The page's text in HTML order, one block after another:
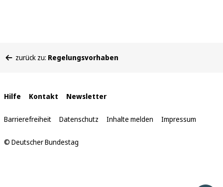
befinden
zurück zu: Regelungsvorhaben
Interne
Links
Hilfe Kontakt Newsletter
Barrierefreiheit Datenschutz Inhalte melden Impressum
© Deutscher Bundestag